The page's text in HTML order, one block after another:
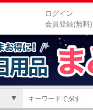
ログイン
会員登録(無料)